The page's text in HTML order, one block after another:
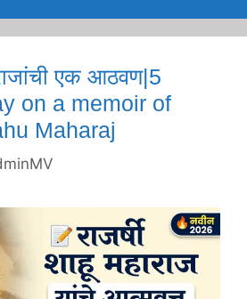
एक आठवण|5
on a memoir of
Maharaj